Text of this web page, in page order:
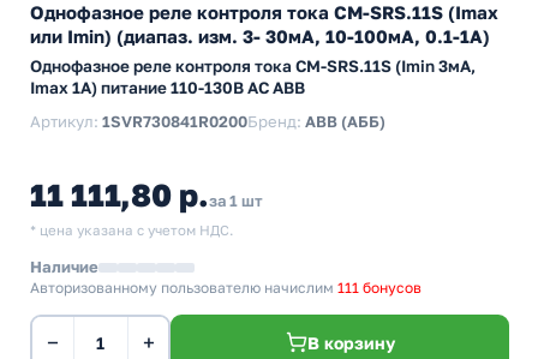
Однофазное реле контроля тока CM-SRS.11S (Imax
или Imin) (диапаз. изм. 3- 30мА, 10-100мА, 0.1-1А)
Однофазное реле контроля тока CM-SRS.11S (Imin 3мА,
Imax 1A) питание 110-130В АС ABB
Артикул: 1SVR730841R0200Бренд: ABB (АББ)
11 111,80 р.за 1 шт
* цена указана с учетом НДС.
Наличие
Авторизованному пользователю начислим 111 бонусов
− + В корзину